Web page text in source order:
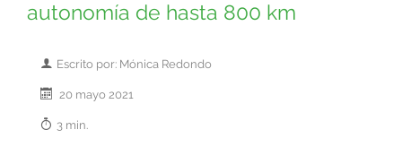
autonomía de hasta 800 km
Escrito por: Mónica Redondo
20 mayo 2021
3 min.